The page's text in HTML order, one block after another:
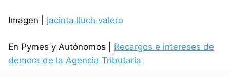
Imagen | jacinta lluch valero
En Pymes y Autónomos | Recargos e intereses de
demora de la Agencia Tributaria